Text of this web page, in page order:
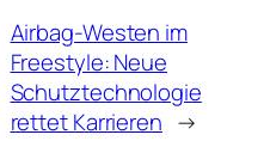
Airbag-Westen im
Freestyle: Neue
Schutztechnologie
rettet Karrieren →